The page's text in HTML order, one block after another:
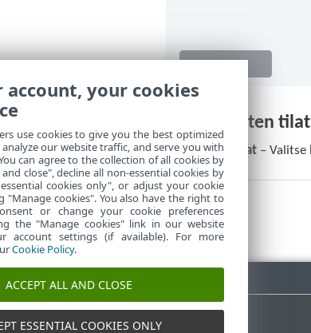
Sovellusten tilat
Sovellusten tilat – Valitse
account, your cookies
use cookies to give you the best optimized
our website traffic, and serve you with
can agree to the collection of all cookies by
close", decline all non-essential cookies by
cookies only", or adjust your cookie
"Manage cookies". You also have the right to
or change your cookie preferences
the "Manage cookies" link in our website
account settings (if available). For more
Cookie Policy.
ACCEPT ALL AND CLOSE
ESSENTIAL COOKIES ONLY